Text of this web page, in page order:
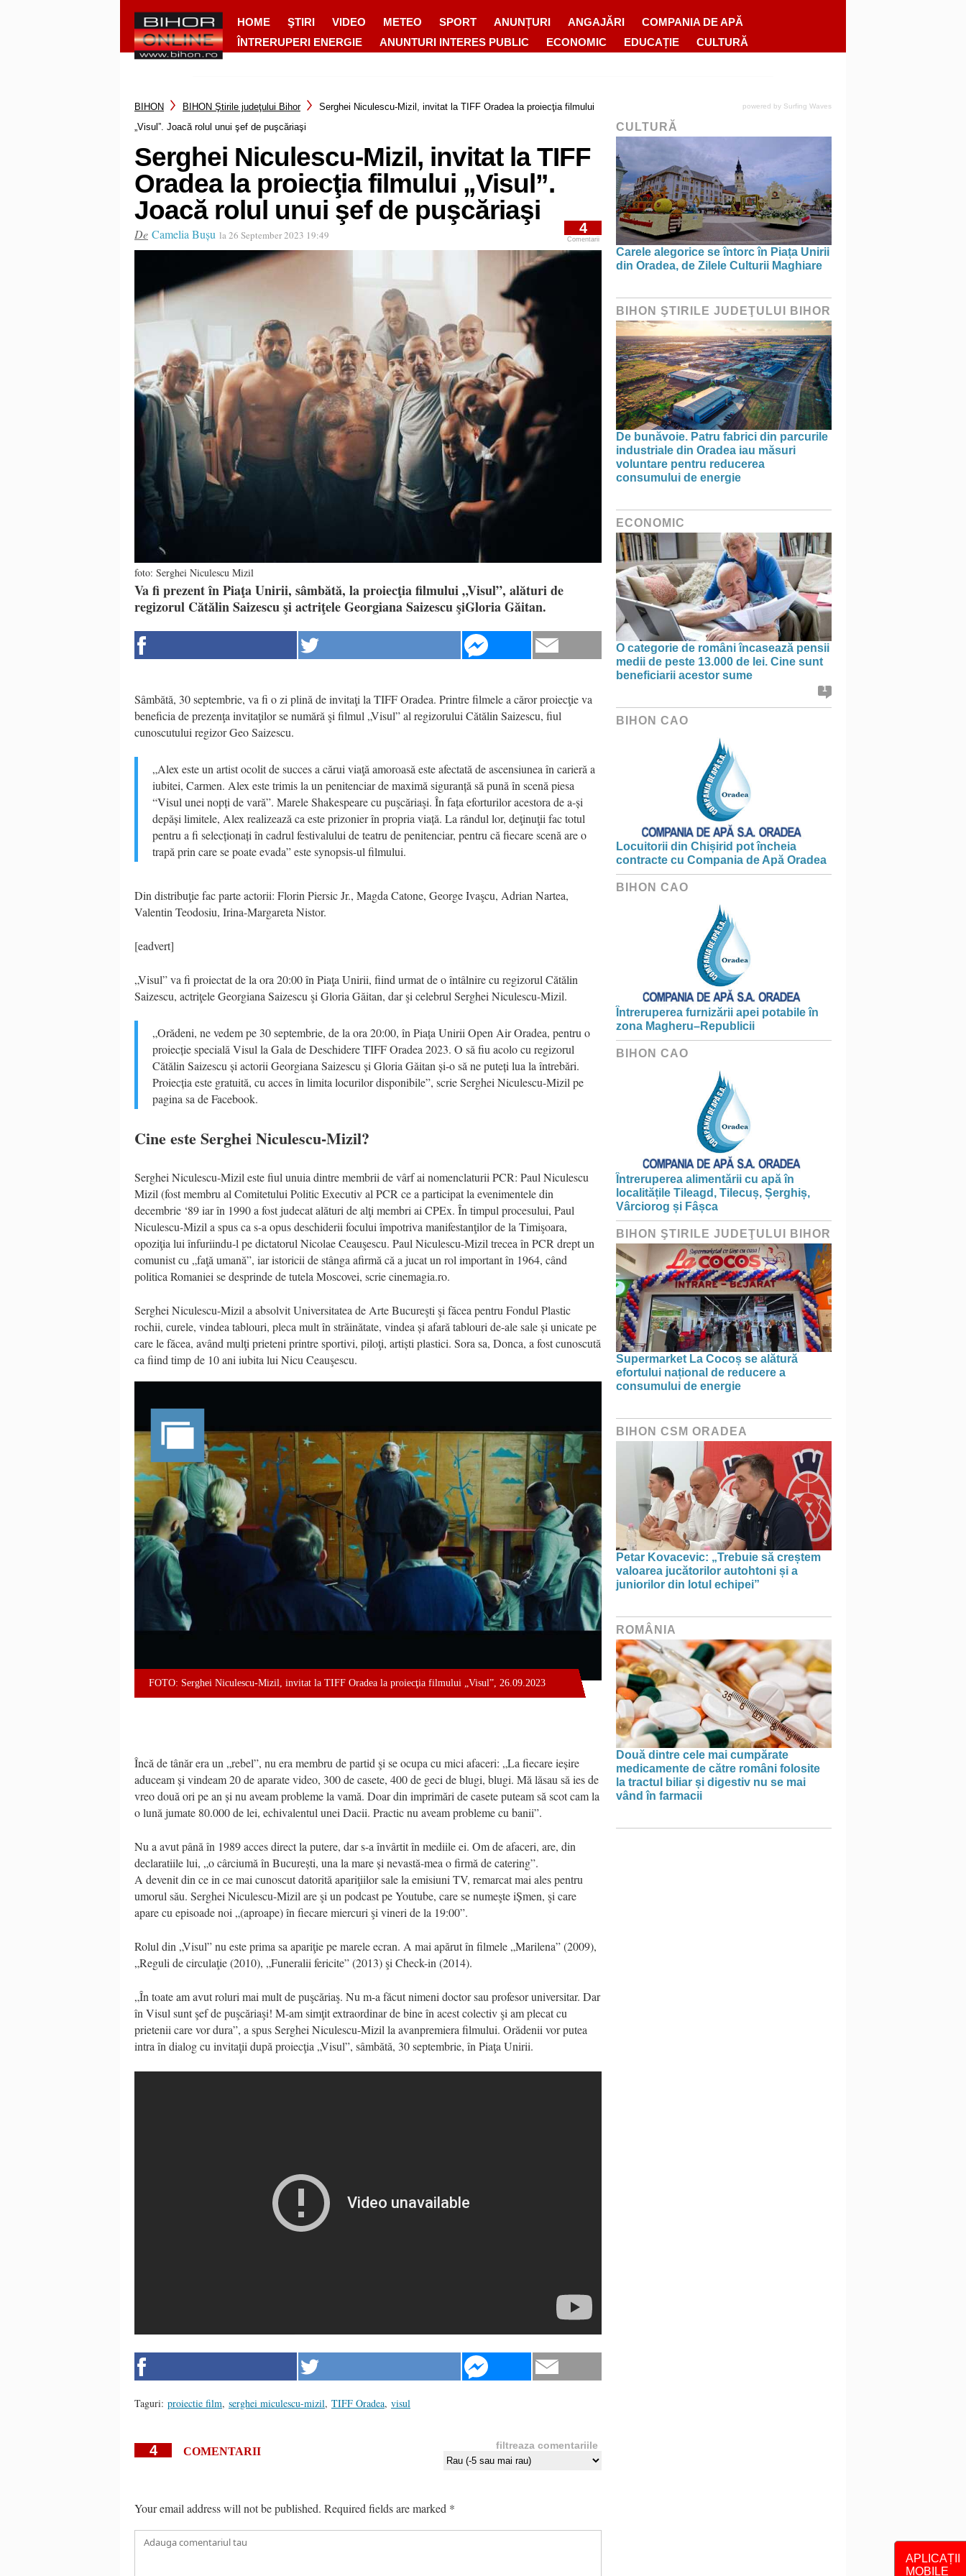
HOME ŞTIRI VIDEO METEO SPORT ANUNȚURI ANGAJĂRI
COMPANIA DE APĂ
ÎNTRERUPERI ENERGIE
ANUNTURI INTERES PUBLIC ECONOMIC EDUCAȚIE CULTURĂ
APLICAȚII
MOBILE
BIHON BIHON Ştirile judeţului Bihor
Serghei Niculescu-Mizil, invitat la TIFF Oradea la proiecţia filmului
„Visul”. Joacă rolul unui şef de puşcăriaşi
Serghei Niculescu-Mizil, invitat la TIFF
Oradea la proiecţia filmului „Visul”.
Joacă rolul unui şef de puşcăriaşi
De Camelia Bușu la 26 September 2023 19:49 4
Comentarii
foto: Serghei Niculescu Mizil
Va fi prezent în Piaţa Unirii, sâmbătă, la proiecţia filmului „Visul”, alături de
regizorul Cătălin Saizescu şi actriţele Georgiana Saizescu şiGloria Găitan.
Sâmbătă, 30 septembrie, va fi o zi plină de invitaţi la TIFF Oradea. Printre filmele a căror proiecţie va
beneficia de prezenţa invitaţilor se numără şi filmul „Visul” al regizorului Cătălin Saizescu, fiul
cunoscutului regizor Geo Saizescu.
„Alex este un artist ocolit de succes a cărui viaţă amoroasă este afectată de ascensiunea în carieră a
iubitei, Carmen. Alex este trimis la un penitenciar de maximă siguranță să pună în scenă piesa
“Visul unei nopți de vară”. Marele Shakespeare cu puşcăriaşi. În fața eforturilor acestora de a-și
depăși limitele, Alex realizează ca este prizonier în propria viață. La rândul lor, deţinuţii fac totul
pentru a fi selecționați în cadrul festivalului de teatru de penitenciar, pentru că fiecare scenă are o
trapă prin care se poate evada” este synopsis-ul filmului.
Din distribuţie fac parte actorii: Florin Piersic Jr., Magda Catone, George Ivaşcu, Adrian Nartea,
Valentin Teodosiu, Irina-Margareta Nistor.
[eadvert]
„Visul” va fi proiectat de la ora 20:00 în Piaţa Unirii, fiind urmat de o întâlnire cu regizorul Cătălin
Saizescu, actriţele Georgiana Saizescu şi Gloria Găitan, dar şi celebrul Serghei Niculescu-Mizil.
„Orădeni, ne vedem pe 30 septembrie, de la ora 20:00, în Piața Unirii Open Air Oradea, pentru o
proiecție specială Visul la Gala de Deschidere TIFF Oradea 2023. O să fiu acolo cu regizorul
Cătălin Saizescu și actorii Georgiana Saizescu și Gloria Găitan și-o să ne puteți lua la întrebări.
Proiecția este gratuită, cu acces în limita locurilor disponibile”, scrie Serghei Niculescu-Mizil pe
pagina sa de Facebook.
Cine este Serghei Niculescu-Mizil?
Serghei Niculescu-Mizil este fiul unuia dintre membrii de vârf ai nomenclaturii PCR: Paul Niculescu
Mizil (fost membru al Comitetului Politic Executiv al PCR ce a participat la evenimentele din
decembrie ‘89 iar în 1990 a fost judecat alături de alţi membri ai CPEx. În timpul procesului, Paul
Niculescu-Mizil a spus ca s-a opus deschiderii focului împotriva manifestanţilor de la Timişoara,
opoziţia lui înfuriindu-l pe dictatorul Nicolae Ceauşescu. Paul Niculescu-Mizil trecea în PCR drept un
comunist cu „faţă umană”, iar istoricii de stânga afirmă că a jucat un rol important în 1964, când
politica Romaniei se desprinde de tutela Moscovei, scrie cinemagia.ro.
Serghei Niculescu-Mizil a absolvit Universitatea de Arte Bucureşti şi făcea pentru Fondul Plastic
rochii, curele, vindea tablouri, pleca mult în străinătate, vindea și afară tablouri de-ale sale și unicate pe
care le făcea, având mulţi prieteni printre sportivi, piloţi, artiști plastici. Sora sa, Donca, a fost cunoscută
ca fiind timp de 10 ani iubita lui Nicu Ceauşescu.
FOTO: Serghei Niculescu-Mizil, invitat la TIFF Oradea la proiecţia filmului „Visul”, 26.09.2023
Încă de tânăr era un „rebel”, nu era membru de partid şi se ocupa cu mici afaceri: „La fiecare ieșire
aduceam și vindeam 20 de aparate video, 300 de casete, 400 de geci de blugi, blugi. Mă lăsau să ies de
vreo două ori pe an și nu aveam probleme la vamă. Doar din imprimări de casete puteam să scot cam la
o lună jumate 80.000 de lei, echivalentul unei Dacii. Practic nu aveam probleme cu banii”.
Nu a avut până în 1989 acces direct la putere, dar s-a învârtit în mediile ei. Om de afaceri, are, din
declaratiile lui, „o cârciumă în București, una la mare și nevastă-mea o firmă de catering”.
A devenit din ce in ce mai cunoscut datorită apariţiilor sale la emisiuni TV, remarcat mai ales pentru
umorul său. Serghei Niculescu-Mizil are şi un podcast pe Youtube, care se numeşte iȘmen, şi care
apare cu episoade noi „(aproape) în fiecare miercuri şi vineri de la 19:00”.
Rolul din „Visul” nu este prima sa apariţie pe marele ecran. A mai apărut în filmele „Marilena” (2009),
„Reguli de circulaţie (2010), „Funeralii fericite” (2013) şi Check-in (2014).
„În toate am avut roluri mai mult de puşcăriaş. Nu m-a făcut nimeni doctor sau profesor universitar. Dar
în Visul sunt şef de puşcăriaşi! M-am simţit extraordinar de bine în acest colectiv şi am plecat cu
prietenii care vor dura”, a spus Serghei Niculescu-Mizil la avanpremiera filmului. Orădenii vor putea
intra în dialog cu invitaţii după proiecţia „Visul”, sâmbătă, 30 septembrie, în Piaţa Unirii.
Taguri: proiectie film, serghei miculescu-mizil, TIFF Oradea, visul
4 COMENTARII filtreaza comentariile
Your email address will not be published. Required fields are marked *
powered by Surfing Waves
CULTURĂ
Carele alegorice se întorc în Piața Unirii
din Oradea, de Zilele Culturii Maghiare
BIHON ŞTIRILE JUDEŢULUI BIHOR
De bunăvoie. Patru fabrici din parcurile
industriale din Oradea iau măsuri
voluntare pentru reducerea
consumului de energie
ECONOMIC
O categorie de români încasează pensii
medii de peste 13.000 de lei. Cine sunt
beneficiarii acestor sume
1
BIHON CAO
Locuitorii din Chișirid pot încheia
contracte cu Compania de Apă Oradea
BIHON CAO
Întreruperea furnizării apei potabile în
zona Magheru–Republicii
BIHON CAO
Întreruperea alimentării cu apă în
localitățile Tileagd, Tilecuș, Șerghiș,
Vârciorog și Fâșca
BIHON ŞTIRILE JUDEŢULUI BIHOR
Supermarket La Cocoș se alătură
efortului național de reducere a
consumului de energie
BIHON CSM ORADEA
Petar Kovacevic: „Trebuie să creștem
valoarea jucătorilor autohtoni și a
juniorilor din lotul echipei”
ROMÂNIA
Două dintre cele mai cumpărate
medicamente de către români folosite
la tractul biliar și digestiv nu se mai
vând în farmacii